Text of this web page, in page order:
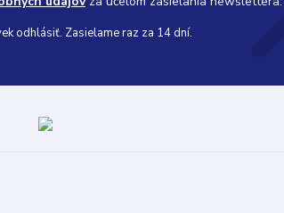
odhlásiť. Zasielame raz za 14 dní.